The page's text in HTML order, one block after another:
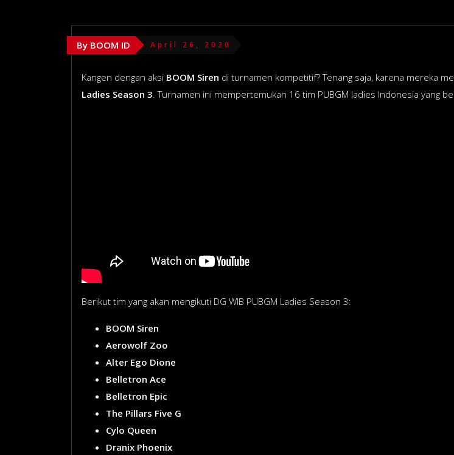
By BOOM ID April 26, 2020
Kangen dengan aksi BOOM Siren di turnamen kompetitif? Tenang saja, karena mereka
Ladies Season 3. Turnamen ini mempertemukan 16 tim PUBGM ladies Indonesia yang
Berikut tim yang akan mengikuti DG WIB PUBGM Ladies Season 3:
BOOM Siren
Aerowolf Zoo
Alter Ego Dione
Belletron Ace
Belletron Epic
The Pillars Five G
Cylo Queen
Dranix Phoenix